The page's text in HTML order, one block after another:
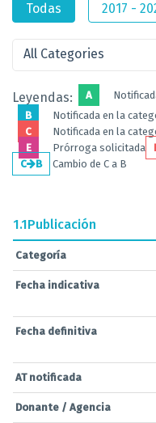
Todas 2017 -
All Categories
Leyendas: A
B
Notificada en la
C
Notificada en la
E
Prórroga solicitada
C
B Cambio de C a B
1.1Publicación
Categoría
Fecha indicativa
Fecha definitiva
AT notificada
Donante / Agencia